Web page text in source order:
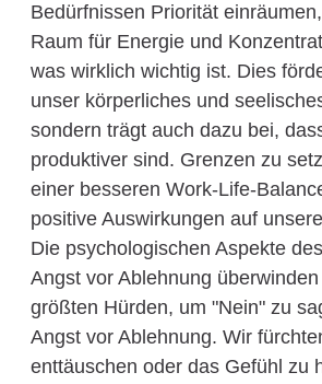
Bedürfnissen Priorität
Raum für Energie und
was wirklich wichtig ist. Dies
unser körperliches und
sondern trägt auch dazu bei,
produktiver sind. Grenzen zu
einer besseren Work-Life-
positive Auswirkungen auf
Die psychologischen Aspekte
Angst vor Ablehnung
größten Hürden, um "Nein" zu
Angst vor Ablehnung. Wir
enttäuschen oder das Gefühl zu